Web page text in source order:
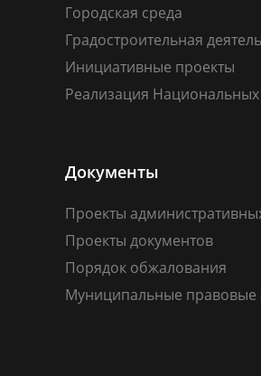
Городская среда
Градостроительная
Инициативные проекты
Реализация
Документы
Проекты
Проекты документов
Порядок обжалования
Муниципальные правовые